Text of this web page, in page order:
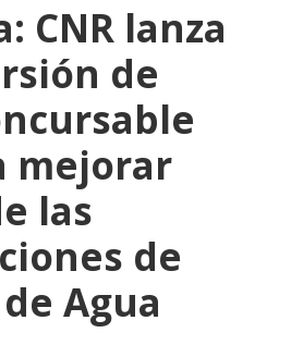
CNR lanza
de
mejorar
las
de
Agua